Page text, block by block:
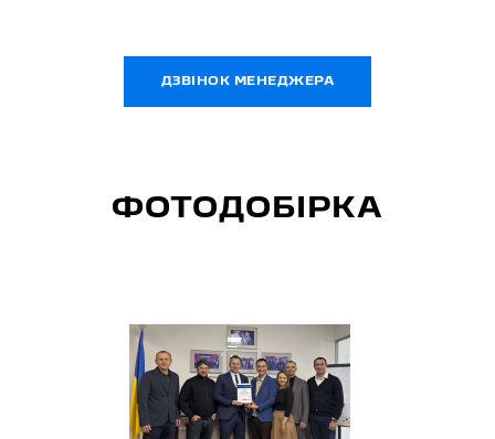
ДЗВІНОК МЕНЕДЖЕРА
ФОТОДОБІРКА